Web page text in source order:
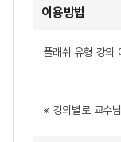
이용방법
플래쉬 유형 강의
※ 강의별로 교수